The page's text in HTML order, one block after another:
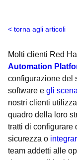
torna agli articoli
Molti clienti Red
Automation
configurazione del
software e gli
nostri clienti
quadro della loro
tratti di configurare
sicurezza o
team addetti alle